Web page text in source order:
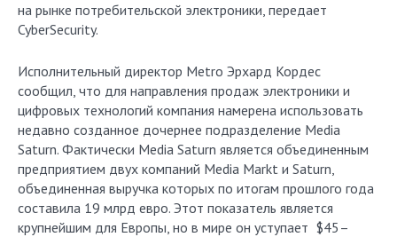
на рынке потребительской электроники, передает
CyberSecurity.
Исполнительный директор Metro Эрхард Кордес
сообщил, что для направления продаж электроники и
цифровых технологий компания намерена использовать
недавно созданное дочернее подразделение Media
Saturn. Фактически Media Saturn является объединенным
предприятием двух компаний Media Markt и Saturn,
объединенная выручка которых по итогам прошлого года
составила 19 млрд евро. Этот показатель является
крупнейшим для Европы, но в мире он уступает $45–